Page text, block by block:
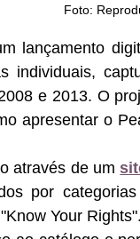
Foto:
lançamento
individuais,
e 2013. O
apresentar o
através de um
por
Your Rights".